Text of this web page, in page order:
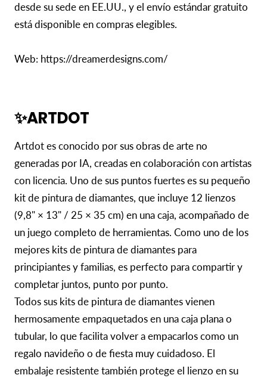
desde su sede en EE.UU., y el envío estándar gratuito
está disponible en compras elegibles.
Web: https://dreamerdesigns.com/
✨ARTDOT
Artdot es conocido por sus obras de arte no
generadas por IA, creadas en colaboración con artistas
con licencia. Uno de sus puntos fuertes es su pequeño
kit de pintura de diamantes, que incluye 12 lienzos
(9,8" × 13" / 25 × 35 cm) en una caja, acompañado de
un juego completo de herramientas. Como uno de los
mejores kits de pintura de diamantes para
principiantes y familias, es perfecto para compartir y
completar juntos, punto por punto.
Todos sus kits de pintura de diamantes vienen
hermosamente empaquetados en una caja plana o
tubular, lo que facilita volver a empacarlos como un
regalo navideño o de fiesta muy cuidadoso. El
embalaje resistente también protege el lienzo en su